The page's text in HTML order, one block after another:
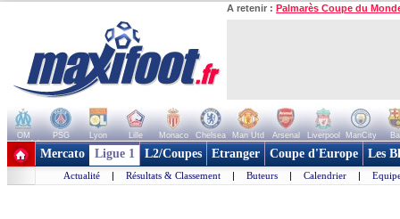
A retenir : Palmarès Coupe du
OM PSG Lyon Lille Monaco Chelsea Man Utd Arsenal Liverpool ManCity
+ de clubs
Mercato Ligue 1 L2/Coupes Etranger Coupe d'Europe Les
Actualité | Résultats & Classement | Buteurs | Calendrier |